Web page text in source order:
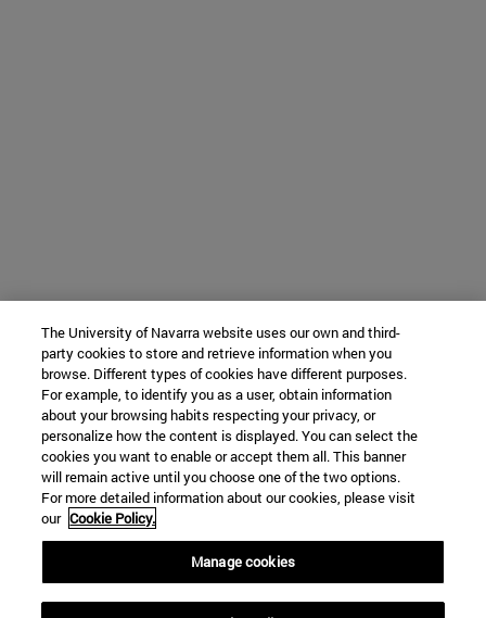
The University of Navarra website uses our own and third-
party cookies to store and retrieve information when you
browse. Different types of cookies have different purposes.
For example, to identify you as a user, obtain information
about your browsing habits respecting your privacy, or
personalize how the content is displayed. You can select the
cookies you want to enable or accept them all. This banner
will remain active until you choose one of the two options.
For more detailed information about our cookies, please visit
our Cookie Policy.
Manage cookies